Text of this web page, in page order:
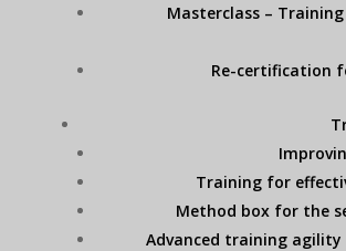
Masterclass –
Re-certification
Training for
Method box for the
Advanced training